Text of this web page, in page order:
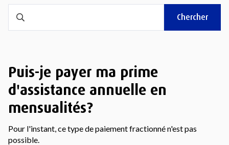
Chercher
Puis-je payer ma prime
d'assistance annuelle en
mensualités?
Pour l'instant, ce type de paiement fractionné n'est pas
possible.